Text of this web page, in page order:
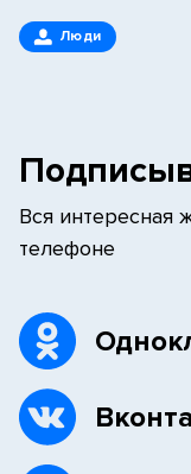
Люди
Вся интересная
телефоне